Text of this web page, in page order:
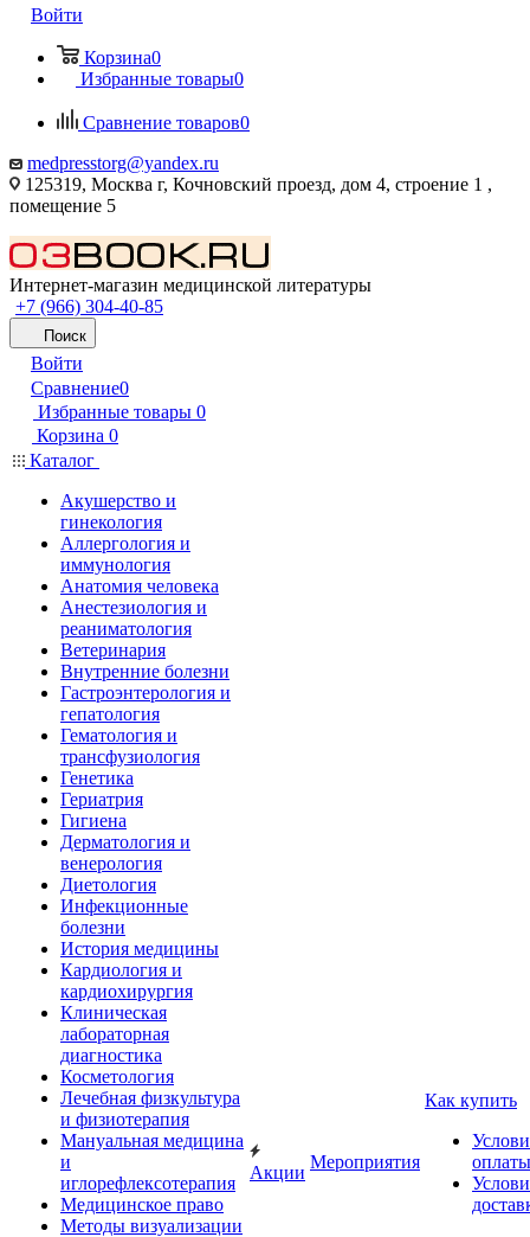
Войти
Корзина0
Избранные товары0
Сравнение товаров0
medpresstorg@yandex.ru
125319, Москва г, Кочновский проезд, дом 4, строение 1 ,
помещение 5
Интернет-магазин медицинской литературы
+7 (966) 304-40-85
Поиск
Войти
Сравнение0
Избранные товары 0
Корзина 0
Каталог
Акушерство и
гинекология
Аллергология и
иммунология
Анатомия человека
Анестезиология и
реаниматология
Ветеринария
Внутренние болезни
Гастроэнтерология и
гепатология
Гематология и
трансфузиология
Генетика
Гериатрия
Гигиена
Дерматология и
венерология
Диетология
Инфекционные
болезни
История медицины
Кардиология и
кардиохирургия
Клиническая
лабораторная
диагностика
Косметология
Лечебная физкультура
и физиотерапия
Мануальная медицина
и
иглорефлексотерапия
Медицинское право
Методы визуализации
Акции
Мероприятия
Как купить
оплаты